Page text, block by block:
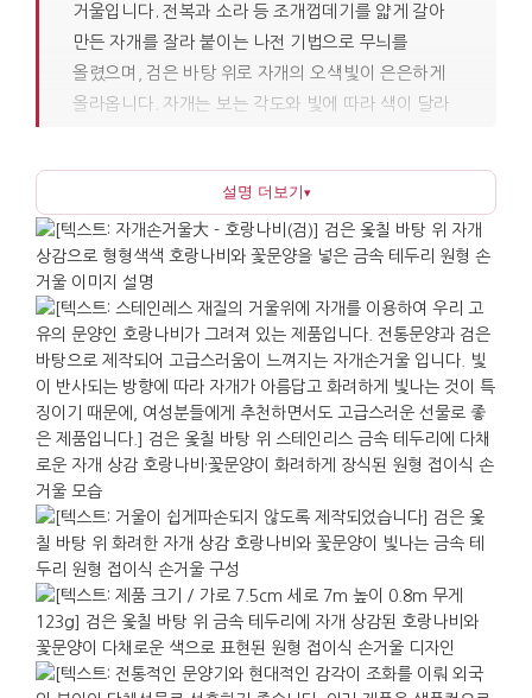
거울입니다. 전복과 소라 등 조개껍데기를 얇게 갈아
만든 자개를 잘라 붙이는 나전 기법으로 무늬를
올렸으며, 검은 바탕 위로 자개의 오색빛이 은은하게
올라옵니다. 자개는 보는 각도와 빛에 따라 색이 달라
느낌이 조금씩 변합니다. 깊은 흑색 옻칠 바탕은
자개의 광택을 더욱 또렷하게 드러내며, 때가 덜 타
보여 오래도록 단정한 분위기를 유지합니다.
호랑나비와 꽃을 중심으로 구성한 문양은 변화와 새
출발, 기쁨을 상징하면서도 특정 문화권의 무거운
의미를 담지 않습니다. 전통 공예의 문양을 현대 생활
소품에 담아 한국적인 분위기는 분명하지만 실제
사용은 어렵지 않게 정리하였습니다.
가방이나 파우치에 넣어 필요할 때 꺼내 쓰기 좋으며,
회의 전후나 식사 뒤, 이동 중에도 간단히 얼굴을
정리할 수 있습니다. 책상 위에 올려 두면 작은
공예품처럼 보이며 자연스럽게 대화의 소재가 됩니다.
선물로는 작지만 품격 있는 인상이 장점이며, 해외
VIP나 방문객에게 한국의 전통 공예를 간결하게
소개하기에 좋습니다. 여러 개를 준비해야 하는 행사나
기관용 기념품으로도 어울리며, 크기가 작아 보관과
설명 더보기▾